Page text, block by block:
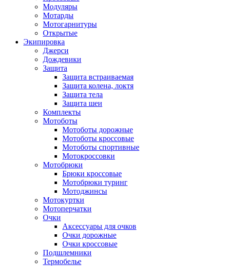
Модуляры
Мотарды
Мотогарнитуры
Открытые
Экипировка
Джерси
Дождевики
Защита
Защита встраиваемая
Защита колена, локтя
Защита тела
Защита шеи
Комплекты
Мотоботы
Мотоботы дорожные
Мотоботы кроссовые
Мотоботы спортивные
Мотокроссовки
Мотобрюки
Брюки кроссовые
Мотобрюки туринг
Мотоджинсы
Мотокуртки
Мотоперчатки
Очки
Аксессуары для очков
Очки дорожные
Очки кроссовые
Подшлемники
Термобелье